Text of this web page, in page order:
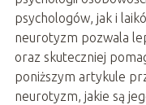
psychologów, jak i
neurotyzm pozwala
oraz skuteczniej
poniższym artykule
neurotyzm, jakie są